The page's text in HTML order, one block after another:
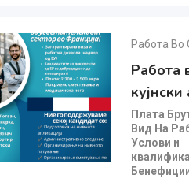
Работа Во
Работа
кујнски
Плата
Вид На
Услови и